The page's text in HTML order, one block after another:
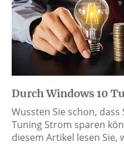
Durch Windows 10
Wussten Sie schon,
Tuning Strom sparen
diesem Artikel lesen